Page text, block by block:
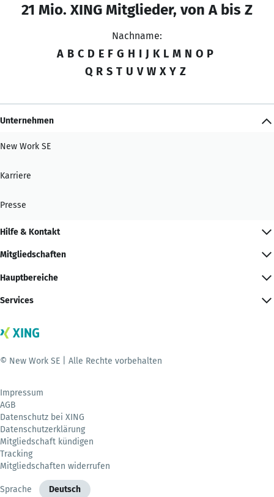
21 Mio. XING Mitglieder, von A bis Z
Nachname:
A B C D E F G H I J K L M N O P
Q R S T U V W X Y Z
Unternehmen
New Work SE
Karriere
Presse
Hilfe & Kontakt
Mitgliedschaften
Hauptbereiche
Services
© New Work SE | Alle Rechte vorbehalten
Impressum
AGB
Datenschutz bei XING
Datenschutzerklärung
Mitgliedschaft kündigen
Tracking
Mitgliedschaften widerrufen
Sprache Deutsch